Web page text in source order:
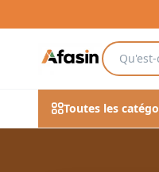
Toutes les